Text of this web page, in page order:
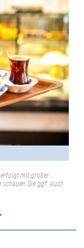
erfolgt mit großer
schauen Sie ggf. auch